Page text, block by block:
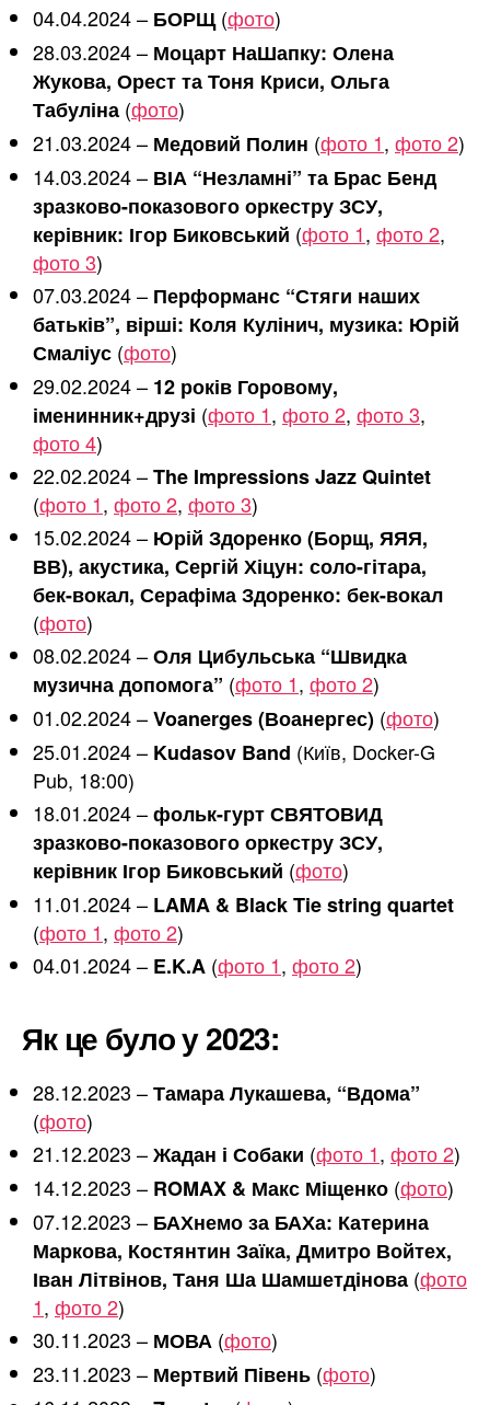
04.04.2024 – БОРЩ(фото)
28.03.2024 – Моцарт НаШапку: Олена
Жукова, Орест та Тоня Криси, Ольга
Табуліна (фото)
21.03.2024 – Медовий Полин (фото 1, фото 2)
14.03.2024 – ВІА “Незламні” та Брас Бенд
зразково-показового оркестру ЗСУ,
керівник: Ігор Биковський (фото 1, фото 2,
фото 3)
07.03.2024 – Перформанс “Стяги наших
батьків”, вірші: Коля Кулінич, музика: Юрій
Смаліус (фото)
29.02.2024 – 12 років Горовому,
іменинник+друзі (фото 1, фото 2, фото 3,
фото 4)
22.02.2024 –The Impressions Jazz Quintet
(фото 1, фото 2, фото 3)
15.02.2024 – Юрій Здоренко (Борщ, ЯЯЯ,
ВВ), акустика, Сергій Хіцун: соло-гітара,
бек-вокал, Серафіма Здоренко: бек-вокал
(фото)
08.02.2024 –Оля Цибульська “Швидка
музична допомога” (фото 1, фото 2)
01.02.2024 –Voanerges (Воанергес) (фото)
25.01.2024 – Kudasov Band (Київ, Docker-G
Pub, 18:00)
18.01.2024 –фольк-гурт СВЯТОВИД
зразково-показового оркестру ЗСУ,
керівник Ігор Биковський (фото)
11.01.2024 – LAMA & Black Tie string quartet
(фото 1, фото 2)
04.01.2024 – E.K.A (фото 1, фото 2)
Як це було у 2023:
28.12.2023 –Тамара Лукашева, “Вдома”
(фото)
21.12.2023 –Жадан і Собаки (фото 1, фото 2)
14.12.2023 – ROMAX & Макс Міщенко (фото)
07.12.2023 – БАХнемо за БАХа: Катерина
Маркова, Костянтин Заїка, Дмитро Войтех,
Іван Літвінов, Таня Ша Шамшетдінова (фото
1, фото 2)
30.11.2023 – МОВА (фото)
23.11.2023 – Мертвий Півень (фото)